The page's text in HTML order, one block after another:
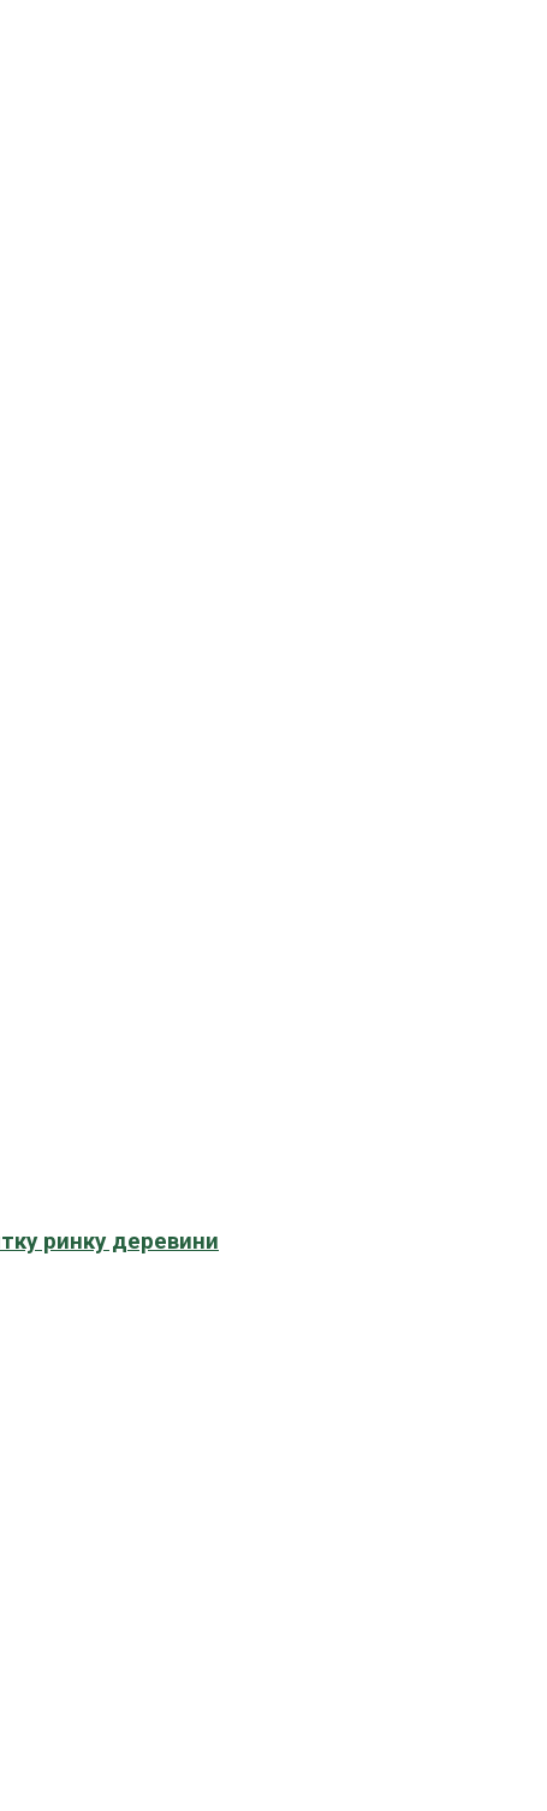
ринку деревини